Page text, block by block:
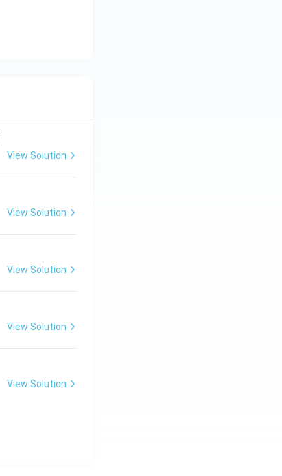
View Solution
View Solution
View Solution
View Solution
View Solution